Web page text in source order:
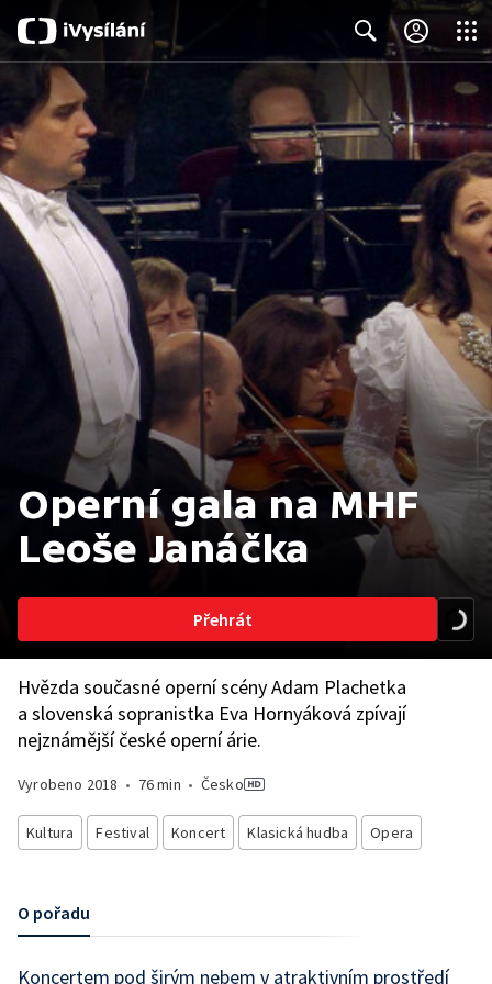
Operní gala na MHF
Leoše Janáčka
Přehrát
Hvězda současné operní scény Adam Plachetka
a slovenská sopranistka Eva Hornyáková zpívají
nejznámější české operní árie.
Vyrobeno 2018 • 76 min • Česko
Kultura Festival Koncert Klasická hudba Opera
O pořadu
Koncertem pod širým nebem v atraktivním prostředí